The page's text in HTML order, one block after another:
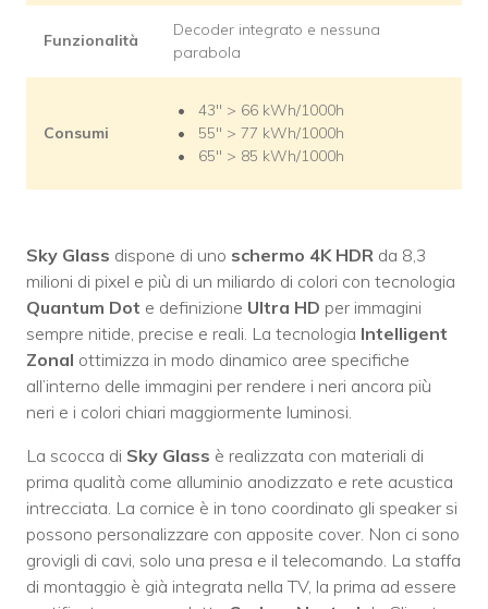
Funzionalità
Decoder integrato e nessuna
parabola
Consumi
43″ > 66 kWh/1000h
55″ > 77 kWh/1000h
65″ > 85 kWh/1000h
Sky Glass dispone di uno schermo 4K HDR da 8,3
milioni di pixel e più di un miliardo di colori con tecnologia
Quantum Dot e definizione Ultra HD per immagini
sempre nitide, precise e reali. La tecnologia Intelligent
Zonal ottimizza in modo dinamico aree specifiche
all’interno delle immagini per rendere i neri ancora più
neri e i colori chiari maggiormente luminosi.
La scocca di Sky Glass è realizzata con materiali di
prima qualità come alluminio anodizzato e rete acustica
intrecciata. La cornice è in tono coordinato gli speaker si
possono personalizzare con apposite cover. Non ci sono
grovigli di cavi, solo una presa e il telecomando. La staffa
di montaggio è già integrata nella TV, la prima ad essere